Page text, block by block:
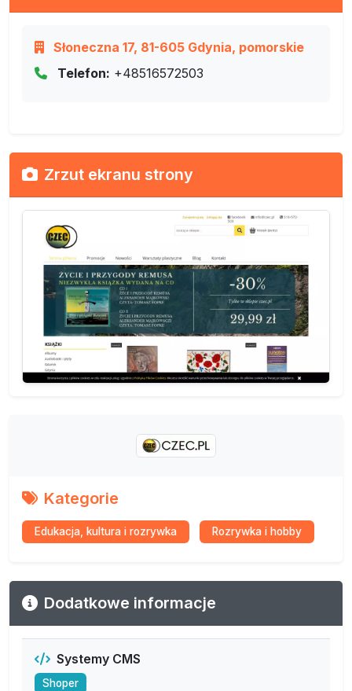
Słoneczna 17, 81-605 Gdynia, pomorskie
Telefon: +48516572503
Zrzut ekranu strony
Kategorie
Edukacja, kultura i rozrywka Rozrywka i hobby
Dodatkowe informacje
Systemy CMS
Shoper